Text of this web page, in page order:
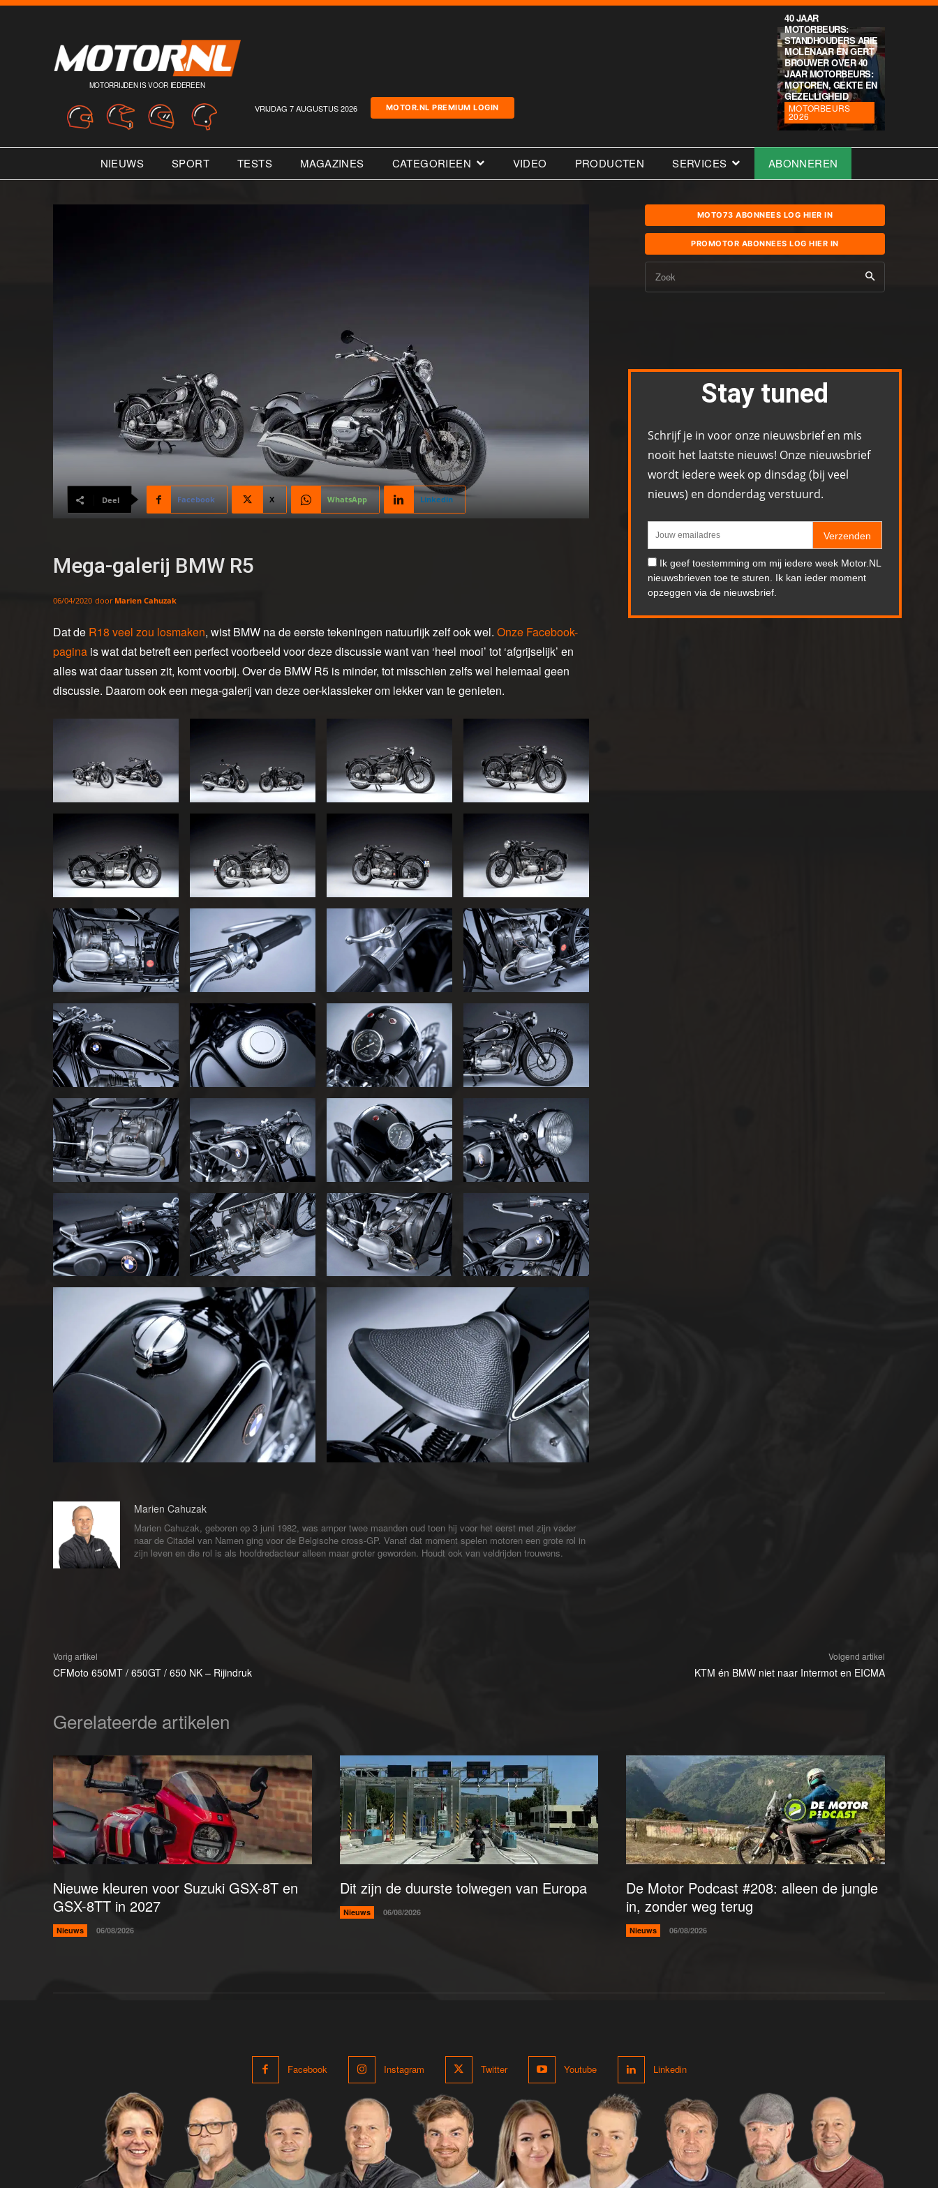
MOTORRIJDEN IS VOOR IEDEREEN
VRIJDAG 7 AUGUSTUS 2026 MOTOR.NL PREMIUM LOGIN
40 JAAR
MOTORBEURS:
STANDHOUDERS ARIE
MOLENAAR EN GERT
BROUWER OVER 40
JAAR MOTORBEURS:
MOTOREN, GEKTE EN
GEZELLIGHEID
MOTORBEURS
2026
NIEUWS SPORT TESTS MAGAZINES CATEGORIEEN VIDEO PRODUCTEN SERVICES ABONNEREN
Deel Facebook X WhatsApp Linkedin
Mega-galerij BMW R5
06/04/2020 door Marien Cahuzak
Dat de R18 veel zou losmaken, wist BMW na de eerste tekeningen natuurlijk zelf ook wel. Onze Facebook-
pagina is wat dat betreft een perfect voorbeeld voor deze discussie want van ‘heel mooi’ tot ‘afgrijselijk’ en
alles wat daar tussen zit, komt voorbij. Over de BMW R5 is minder, tot misschien zelfs wel helemaal geen
discussie. Daarom ook een mega-galerij van deze oer-klassieker om lekker van te genieten.
Marien Cahuzak
Marien Cahuzak, geboren op 3 juni 1982, was amper twee maanden oud toen hij voor het eerst met zijn vader
naar de Citadel van Namen ging voor de Belgische cross-GP. Vanaf dat moment spelen motoren een grote rol in
zijn leven en die rol is als hoofdredacteur alleen maar groter geworden. Houdt ook van veldrijden trouwens.
MOTO73 ABONNEES LOG HIER IN
PROMOTOR ABONNEES LOG HIER IN
Zoek
Stay tuned
Schrijf je in voor onze nieuwsbrief en mis
nooit het laatste nieuws! Onze nieuwsbrief
wordt iedere week op dinsdag (bij veel
nieuws) en donderdag verstuurd.
Verzenden
Ik geef toestemming om mij iedere week Motor.NL
nieuwsbrieven toe te sturen. Ik kan ieder moment
opzeggen via de nieuwsbrief.
Vorig artikel
CFMoto 650MT / 650GT / 650 NK – Rijindruk
Volgend artikel
KTM én BMW niet naar Intermot en EICMA
Gerelateerde artikelen
Nieuwe kleuren voor Suzuki GSX-8T en
GSX-8TT in 2027
Nieuws 06/08/2026
Dit zijn de duurste tolwegen van Europa
Nieuws 06/08/2026
De Motor Podcast #208: alleen de jungle
in, zonder weg terug
Nieuws 06/08/2026
Facebook Instagram Twitter Youtube Linkedin